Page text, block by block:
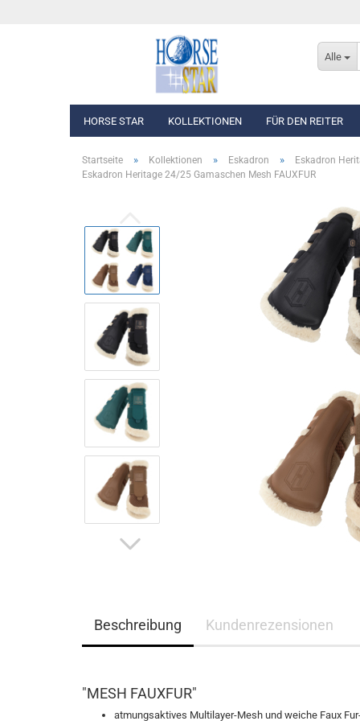
Alle
HORSE STAR KOLLEKTIONEN
Eskadron Basics
Eskadron Platinum Edition 2025/2026
Eskadron Classic - Spring/Summer 2025
Eskadron Heritage 2024/2025
Eskadron Platinum Limited Edition 2024
Eskadron Classic - Spring/Summer 2024
Eskadron Platinum Limited Edition 2023
Eskadron Platinum 22/23
Eskadron Classic Sports S/S 22
Eskadron Platinum 2017
Samshield Handschuhe
Samshield Zubehör
Samshield H/W 2025
Samshield H/W 2023
FÜR DEN REITER
Oberbekleidung
Turnierbekleidung
Winter Reithandschuhe
Startseite » Kollektionen » Eskadron » Eskadron
Eskadron Heritage 24/25 Gamaschen Mesh FAUXFUR
Beschreibung Kundenrezensionen
"MESH FAUXFUR"
atmungsaktives Multilayer-Mesh und weiche Faux